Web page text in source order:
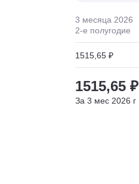
3 месяца 2026
2-е полугодие
1515,65 ₽
1515,65 ₽
За 3 мес 2026 г